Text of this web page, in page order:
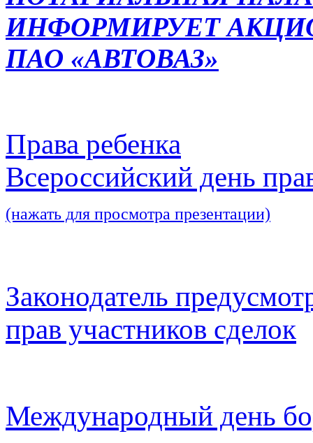
ИНФОРМИРУЕТ
ПАО «АВТОВАЗ»
Права ребенка
Всероссийский день
(нажать для просмотра презентации)
Законодатель
прав участников сделок
Международный день